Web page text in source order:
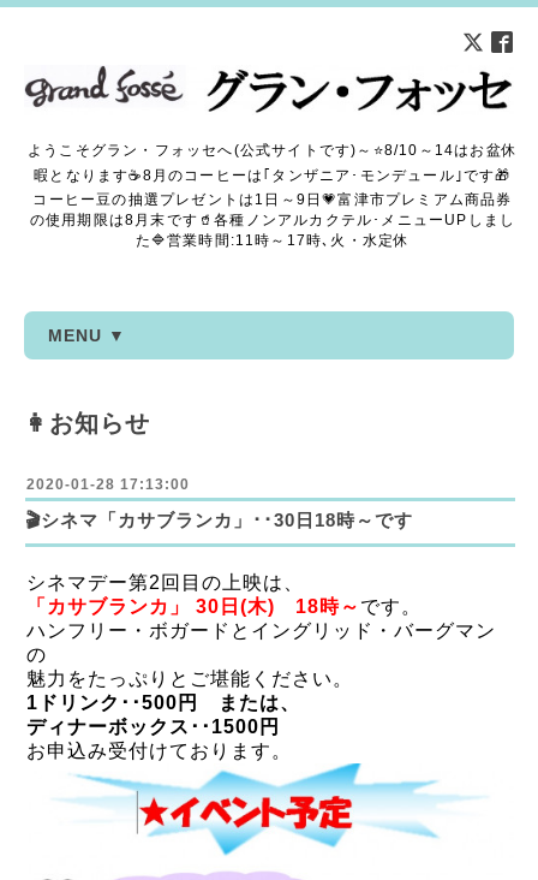
ようこそグラン・フォッセへ(公式サイトです)～⭐8/10～14はお盆休
暇となります☕8月のコーヒーは｢タンザニア･モンデュール｣です🎁
コーヒー豆の抽選プレゼントは1日～9日💗富津市プレミアム商品券
の使用期限は8月末です🥤各種ノンアルカクテル･メニューUPしまし
た🔷営業時間:11時～17時､火・水定休
MENU ▼
👩お知らせ
2020-01-28 17:13:00
🎬シネマ「カサブランカ」･･30日18時～です
シネマデー第2回目の上映は、
「カサブランカ」 30日(木) 18時～ です。
ハンフリー・ボガードとイングリッド・バーグマン
の
魅力をたっぷりとご堪能ください。
1ドリンク･･500円 または、
ディナーボックス･･1500円
お申込み受付けております。